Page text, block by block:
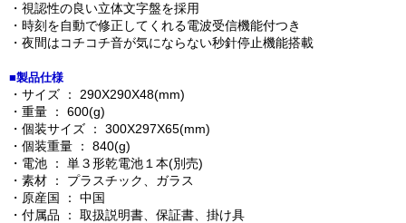
・視認性の良い立体文字盤を採用
・時刻を自動で修正してくれる電波受信機能付つき
・夜間はコチコチ音が気にならない秒針停止機能搭載
■製品仕様
・サイズ ： 290X290X48(mm)
・重量 ： 600(g)
・個装サイズ ： 300X297X65(mm)
・個装重量 ： 840(g)
・電池 ： 単３形乾電池１本(別売)
・素材 ： プラスチック、ガラス
・原産国 ： 中国
・付属品 ： 取扱説明書、保証書、掛け具